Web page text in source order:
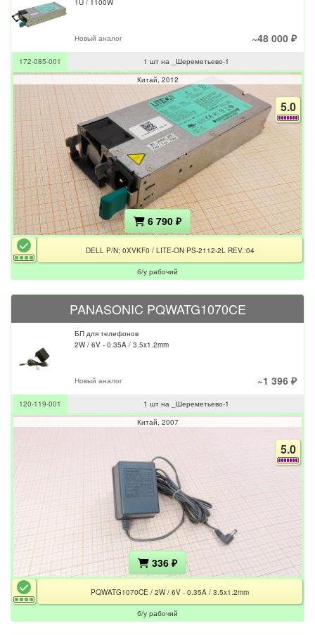
1U / 1100W
Новый аналог ~48 000 ₽
172-085-001
1 шт на _Шереметьево-1
Китай 2012
5.0
6 790 ₽
DELL P/N; 0XVKF0 / LITE-ON PS-2112-2L REV.:04
б/у рабочий
PANASONIC PQWATG1070CE
БП для телефонов
2W / 6V - 0.35A / 3.5x1.2mm
Новый аналог ~1 396 ₽
120-119-001
1 шт на _Шереметьево-1
Китай 2007
5.0
336 ₽
PQWATG1070CE / 2W / 6V - 0.35A / 3.5x1.2mm
б/у рабочий